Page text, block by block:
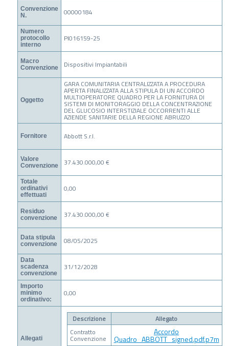
Convenzione
N.
00000184
Numero
protocollo
interno
PI016159-25
Macro
Convenzione
Dispositivi Impiantabili
Oggetto
GARA COMUNITARIA CENTRALIZZATA A PROCEDURA
APERTA FINALIZZATA ALLA STIPULA DI UN ACCORDO
MULTIOPERATORE QUADRO PER LA FORNITURA DI
SISTEMI DI MONITORAGGIO DELLA CONCENTRAZIONE
DEL GLUCOSIO INTERSTIZIALE OCCORRENTI ALLE
AZIENDE SANITARIE DELLA REGIONE ABRUZZO
Fornitore Abbott S.r.l.
Valore
Convenzione
37.430.000,00 €
Totale
ordinativi
effettuati
0,00
Residuo
convenzione
37.430.000,00 €
Data stipula
convenzione
08/05/2025
Data
scadenza
convenzione
31/12/2028
Importo
minimo
ordinativo:
0,00
Allegati
Descrizione
Allegato
Contratto
Convenzione
Accordo
Quadro_ABBOTT_signed.pdf.p7m